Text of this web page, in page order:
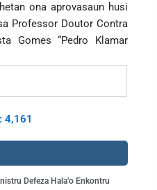
ona aprovasaun husi
Professor Doutor Contra
Gomes “Pedro Klamar
4,161
Defeza Hala’o Enkontru